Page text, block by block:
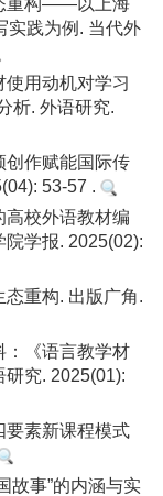
重构——以上海
实践为例. 当代外
使用动机对学习
析. 外语研究.
创作赋能国际传
53-57 .
高校外语教材编
学报. 2025(02):
重构. 出版广角.
：《语言教学材
究. 2025(01):
要素新课程模式
故事”的内涵与实